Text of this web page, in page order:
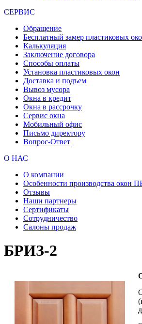
СЕРВИС
Обращение
Бесплатный замер пластиковых
Калькуляция
Заключение договора
Способы оплаты
Установка пластиковых окон
Доставка и подъем
Вывоз мусора
Окна в кредит
Окна в рассрочку
Сервис окна
Мобильный офис
Письмо директору
Вопрос-Ответ
О НАС
О компании
Особенности производства окон
Отзывы
Наши партнеры
Сертификаты
Сотрудничество
Салоны продаж
БРИЗ-2